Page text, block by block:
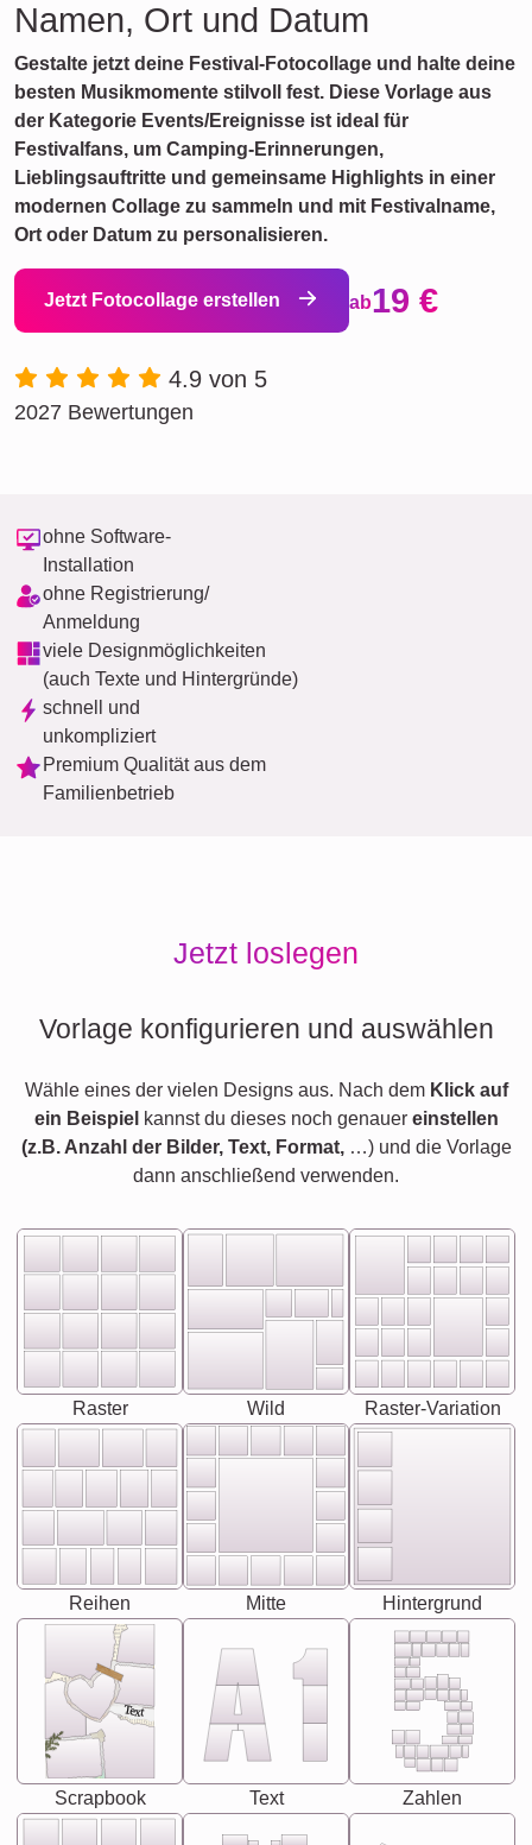
Namen, Ort und Datum
Gestalte jetzt deine Festival-Fotocollage und halte deine
besten Musikmomente stilvoll fest. Diese Vorlage aus
der Kategorie Events/Ereignisse ist ideal für
Festivalfans, um Camping-Erinnerungen,
Lieblingsauftritte und gemeinsame Highlights in einer
modernen Collage zu sammeln und mit Festivalname,
Ort oder Datum zu personalisieren.
Jetzt Fotocollage erstellen ab19 €
4.9 von 5
2027 Bewertungen
ohne Software-
Installation
ohne Registrierung/
Anmeldung
viele Designmöglichkeiten
(auch Texte und Hintergründe)
schnell und
unkompliziert
Premium Qualität aus dem
Familienbetrieb
Jetzt loslegen
Vorlage konfigurieren und auswählen
Wähle eines der vielen Designs aus. Nach dem Klick auf
ein Beispiel kannst du dieses noch genauer einstellen
(z.B. Anzahl der Bilder, Text, Format,…) und die Vorlage
dann anschließend verwenden.
Raster Wild Raster-Variation
Reihen Mitte Hintergrund
Text
Scrapbook Text Zahlen